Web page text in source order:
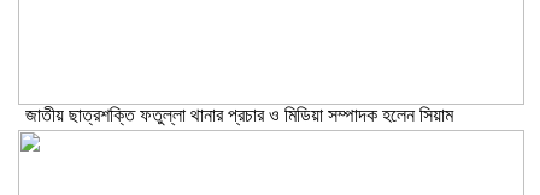
জাতীয় ছাত্রশক্তি ফতুল্লা থানার প্রচার ও মিডিয়া সম্পাদক হলেন সিয়াম